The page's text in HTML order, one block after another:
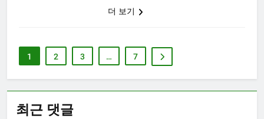
더 보기
1 2 3 … 7
최근 댓글